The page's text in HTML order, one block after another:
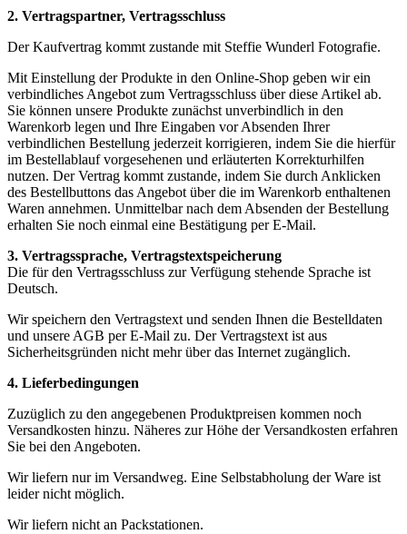
2. Vertragspartner, Vertragsschluss
Der Kaufvertrag kommt zustande mit Steffie Wunderl Fotografie.
Mit Einstellung der Produkte in den Online-Shop geben wir ein
verbindliches Angebot zum Vertragsschluss über diese Artikel ab.
Sie können unsere Produkte zunächst unverbindlich in den
Warenkorb legen und Ihre Eingaben vor Absenden Ihrer
verbindlichen Bestellung jederzeit korrigieren, indem Sie die hierfür
im Bestellablauf vorgesehenen und erläuterten Korrekturhilfen
nutzen. Der Vertrag kommt zustande, indem Sie durch Anklicken
des Bestellbuttons das Angebot über die im Warenkorb enthaltenen
Waren annehmen. Unmittelbar nach dem Absenden der Bestellung
erhalten Sie noch einmal eine Bestätigung per E-Mail.
3. Vertragssprache, Vertragstextspeicherung
Die für den Vertragsschluss zur Verfügung stehende Sprache ist
Deutsch.
Wir speichern den Vertragstext und senden Ihnen die Bestelldaten
und unsere AGB per E-Mail zu. Der Vertragstext ist aus
Sicherheitsgründen nicht mehr über das Internet zugänglich.
4. Lieferbedingungen
Zuzüglich zu den angegebenen Produktpreisen kommen noch
Versandkosten hinzu. Näheres zur Höhe der Versandkosten erfahren
Sie bei den Angeboten.
Wir liefern nur im Versandweg. Eine Selbstabholung der Ware ist
leider nicht möglich.
Wir liefern nicht an Packstationen.